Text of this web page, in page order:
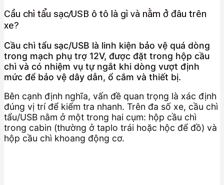
Cầu chì tẩu sạc/USB ô tô là gì và nằm ở đâu trên
xe?
Cầu chì tẩu sạc/USB là linh kiện bảo vệ quá dòng
trong mạch phụ trợ 12V, được đặt trong hộp cầu
chì và có nhiệm vụ tự ngắt khi dòng vượt định
mức để bảo vệ dây dẫn, ổ cắm và thiết bị.
Bên cạnh định nghĩa, vấn đề quan trọng là xác định
đúng vị trí để kiểm tra nhanh. Trên đa số xe, cầu chì
tẩu/USB nằm ở một trong hai cụm: hộp cầu chì
trong cabin (thường ở taplo trái hoặc hộc để đồ) và
hộp cầu chì khoang động cơ.